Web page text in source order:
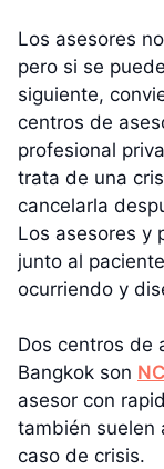
Los asesores
pero si se
siguiente,
centros de
profesional
trata de una
cancelarla
Los asesores y
junto al
ocurriendo y
Dos centros de
Bangkok son
asesor con
también suelen
caso de crisis.